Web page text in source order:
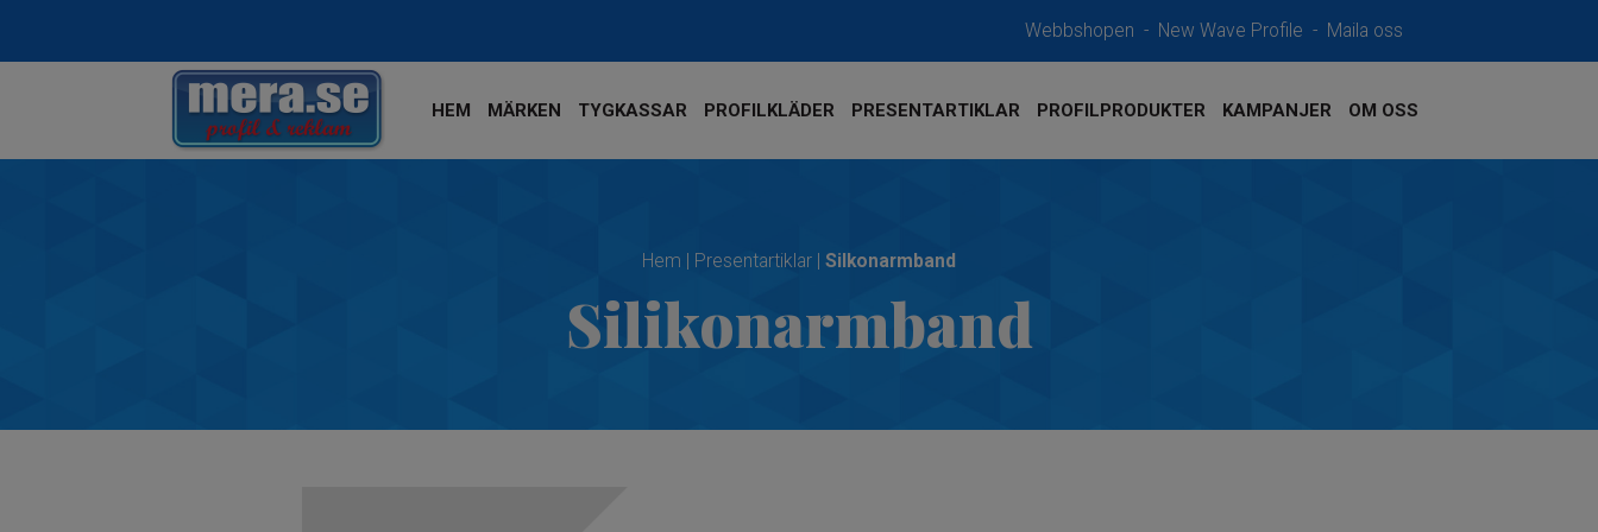
Webbshopen - New Wave Profile - Maila oss
HEM MÄRKEN TYGKASSAR PROFILKLÄDER PRESENTARTIKLAR PROFILPRODUKTER KAMPANJER OM OSS
Hem Presentartiklar Silkonarmband
Silikonarmband